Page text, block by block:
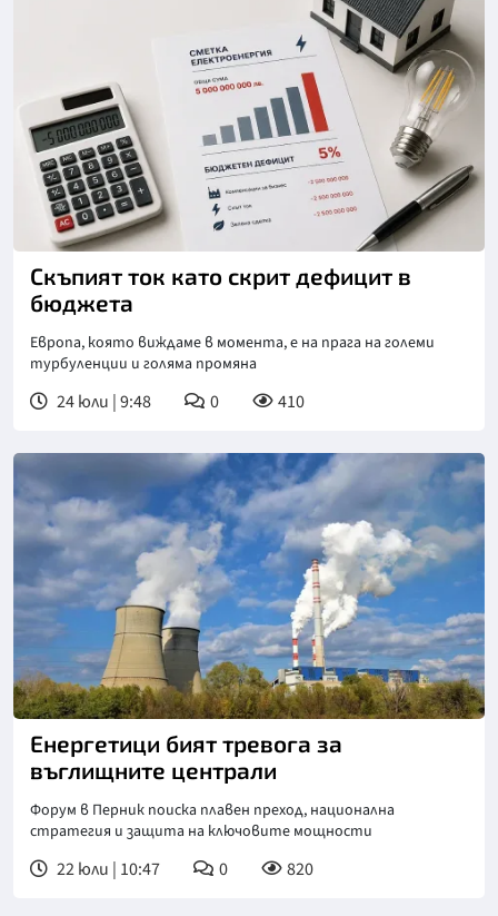
Скъпият ток като скрит дефицит в
бюджета
Европа, която виждаме в момента, е на прага на големи
турбуленции и голяма промяна
24 юли | 9:48 0 410
Енергетици бият тревога за
въглищните централи
Форум в Перник поиска плавен преход, национална
стратегия и защита на ключовите мощности
22 юли | 10:47 0 820